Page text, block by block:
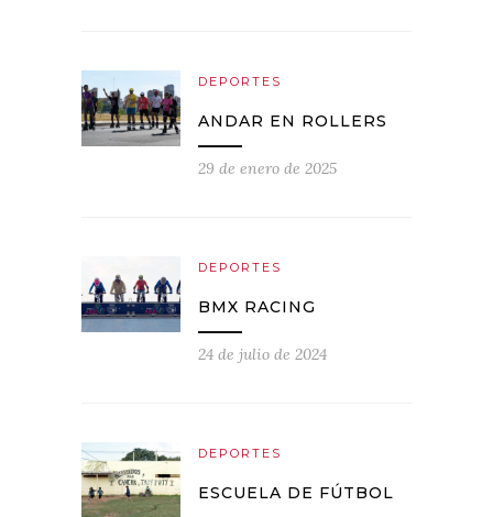
DEPORTES
ANDAR EN ROLLERS
29 de enero de 2025
DEPORTES
BMX RACING
24 de julio de 2024
DEPORTES
ESCUELA DE FÚTBOL